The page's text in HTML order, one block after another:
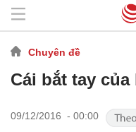
Chuyên đề
Cái bắt tay
09/12/2016 - 00:00